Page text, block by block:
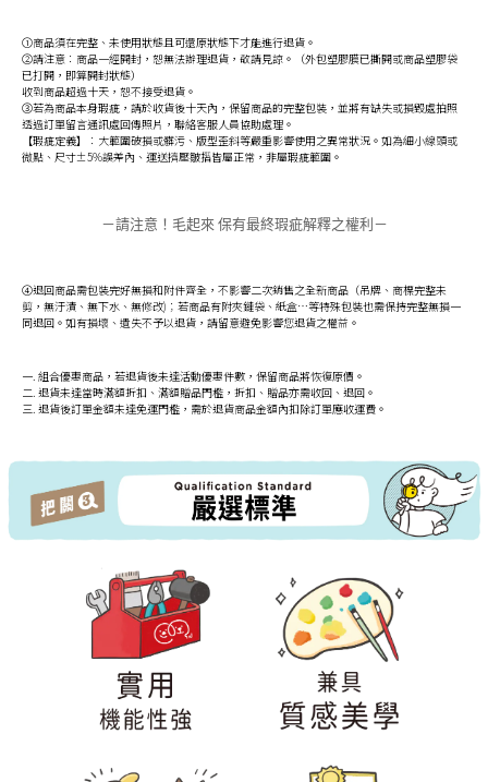
①商品須在完整、未使用狀態且可還原狀態下才能進行退貨。
②請注意：商品一經開封，恕無法辦理退貨，敬請見諒。（外包塑膠膜已撕開或商品塑膠袋
已打開，即算開封狀態）
收到商品超過十天，恕不接受退貨。
③若為商品本身瑕疵，請於收貨後十天內，保留商品的完整包裝，並將有缺失或損毀處拍照
透過訂單留言通訊處回傳照片，聯絡客服人員協助處理。
【瑕疵定義】：大範圍破損或髒污、版型歪斜等嚴重影響使用之異常狀況。如為細小線頭或
微點、尺寸±5%誤差內、運送擠壓皺摺皆屬正常，非屬瑕疵範圍。
－請注意！毛起來 保有最終瑕疵解釋之權利－
④退回商品需包裝完好無損和附件齊全，不影響二次銷售之全新商品（吊牌、商標完整未
剪，無汙漬、無下水、無修改)；若商品有附夾鏈袋、紙盒…等特殊包裝也需保持完整無損一
同退回。如有損壞、遺失不予以退貨，請留意避免影響您退貨之權益。
一. 組合優惠商品，若退貨後未達活動優惠件數，保留商品將恢復原價。
二. 退貨未達當時滿額折扣、滿額贈品門檻，折扣、贈品亦需收回、退回。
三. 退貨後訂單金額未達免運門檻，需於退貨商品金額內扣除訂單應收運費。